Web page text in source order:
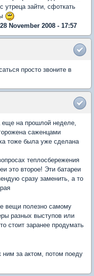
утреца зайти, сфоткать
November 2008 - 17:57
просто звоните в
еще на прошлой неделе,
саженцами
тоже была уже сделана
теплосбережения
это второе! Эти батареи
сразу заменить, а то
вещи полезно самому
разных выступов или
стоит заранее продумать
за актом, потом поеду